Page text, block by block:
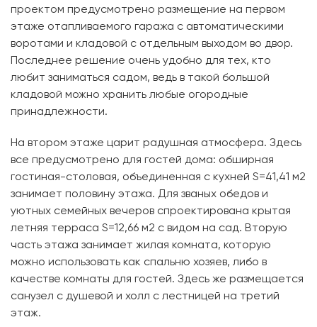
проектом предусмотрено размещение на первом
этаже отапливаемого гаража с автоматическими
воротами и кладовой с отдельным выходом во двор.
Последнее решение очень удобно для тех, кто
любит заниматься садом, ведь в такой большой
кладовой можно хранить любые огородные
принадлежности.
На втором этаже царит радушная атмосфера. Здесь
все предусмотрено для гостей дома: обширная
гостиная-столовая, объединенная с кухней S=41,41 м2
занимает половину этажа. Для званых обедов и
уютных семейных вечеров спроектирована крытая
летняя терраса S=12,66 м2 с видом на сад. Вторую
часть этажа занимает жилая комната, которую
можно использовать как спальню хозяев, либо в
качестве комнаты для гостей. Здесь же размещается
санузел с душевой и холл с лестницей на третий
этаж.